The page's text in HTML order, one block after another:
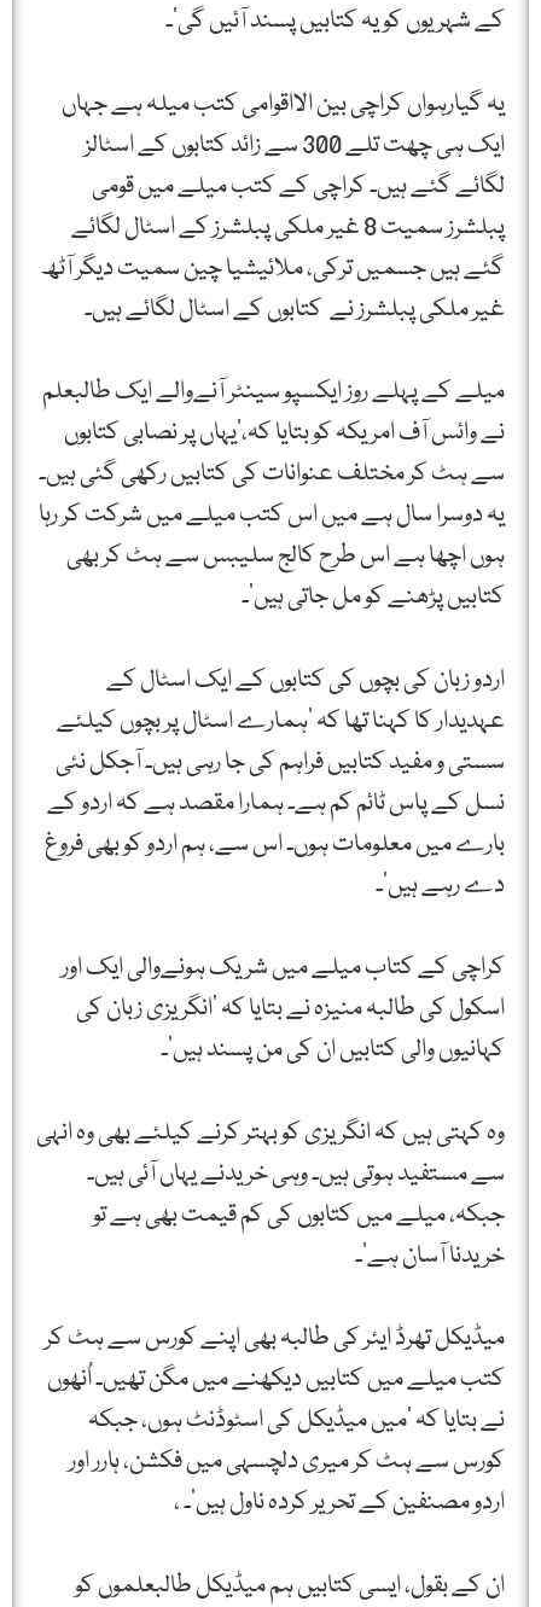
کے شہریوں کو یہ کتابیں پسند آئیں گی‘۔
یہ گیارہواں کراچی بین الااقوامی کتب میلہ ہے جہاں
ایک ہی چھت تلے 300 سے زائد کتابوں کے اسٹالز
لگائے گئے ہیں۔ کراچی کے کتب میلے میں قومی
پبلشرز سمیت 8 غیر ملکی پبلشرز کے اسٹال لگائے
گئے ہیں جسمیں ترکی، ملائیشیا چین سمیت دیگر آٹھ
غیر ملکی پبلشرز نے کتابوں کے اسٹال لگائے ہیں۔
میلے کے پہلے روز ایکسپو سینٹر آنےوالے ایک طالبعلم
نے وائس آف امریکہ کو بتایا کہ،’یہاں پر نصابی کتابوں
سے ہٹ کر مختلف عنوانات کی کتابیں رکھی گئی ہیں۔
یہ دوسرا سال ہے میں اس کتب میلے میں شرکت کر رہا
ہوں اچھا ہے اس طرح کالج سلیبس سے ہٹ کر بھی
کتابیں پڑھنے کو مل جاتی ہیں‘۔
اردو زبان کی بچوں کی کتابوں کے ایک اسٹال کے
عہدیدار کا کہنا تھا کہ ’ہمارے اسٹال پر بچوں کیلئے
سستی و مفید کتابیں فراہم کی جا رہی ہیں۔ آجکل نئی
نسل کے پاس ٹائم کم ہے۔ ہمارا مقصد ہے کہ اردو کے
بارے میں معلومات ہوں۔ اس سے، ہم اردو کو بھی فروغ
دے رہے ہیں‘۔
کراچی کے کتاب میلے میں شریک ہونےوالی ایک اور
اسکول کی طالبہ منیزہ نے بتایا کہ ’انگریزی زبان کی
کہانیوں والی کتابیں ان کی من پسند ہیں‘۔
وہ کہتی ہیں کہ انگریزی کو بہتر کرنے کیلئے بھی وہ انہی
سے مستفید ہوتی ہیں۔ وہی خریدنے یہاں آئی ہیں۔
جبکہ، میلے میں کتابوں کی کم قیمت بھی ہے تو
خریدنا آسان ہے‘۔
میڈیکل تھرڈ ایئر کی طالبہ بھی اپنے کورس سے ہٹ کر
کتب میلے میں کتابیں دیکھنے میں مگن تھیں۔ اُنھوں
نے بتایا کہ ’میں میڈیکل کی اسٹوڈنٹ ہوں، جبکہ
کورس سے ہٹ کر میری دلچسہی میں فکشن، ہارر اور
اردو مصنفین کے تحریر کردہ ناول ہیں‘۔ ،
ان کے بقول، ایسی کتابیں ہم میڈیکل طالبعلموں کو